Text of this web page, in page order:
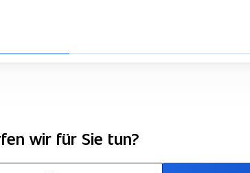
wir für Sie tun?